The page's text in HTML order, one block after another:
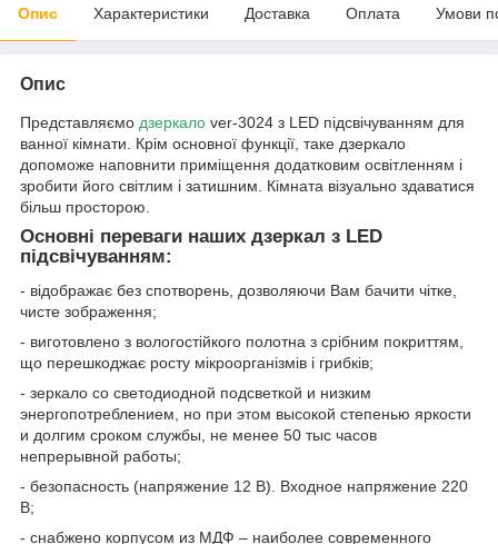
Опис Характеристики Доставка Оплата Умови
Опис
Представляємо дзеркало ver-3024 з LED підсвічуванням для
ванної кімнати. Крім основної функції, таке дзеркало
допоможе наповнити приміщення додатковим освітленням і
зробити його світлим і затишним. Кімната візуально здаватися
більш просторою.
Основні переваги наших дзеркал з LED
підсвічуванням:
- відображає без спотворень, дозволяючи Вам бачити чітке,
чисте зображення;
- виготовлено з вологостійкого полотна з срібним покриттям,
що перешкоджає росту мікроорганізмів і грибків;
- зеркало со светодиодной подсветкой и низким
энергопотреблением, но при этом высокой степенью яркости
и долгим сроком службы, не менее 50 тыс часов
непрерывной работы;
- безопасность (напряжение 12 В). Входное напряжение 220
В;
- снабжено корпусом из МДФ – наиболее современного